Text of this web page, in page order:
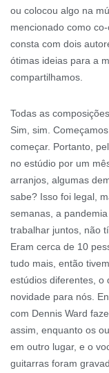
ou colocou algo na
mencionado como
consta com dois
ótimas ideias para a
compartilhamos.
Todas as
Sim, sim.
começar. Portanto,
no estúdio por um
arranjos, algumas
sabe? Isso foi legal,
semanas, a
trabalhar juntos, não
Eram cerca de 10
tudo mais, então
estúdios diferentes, o
novidade para nós.
com Dennis Ward
assim, enquanto os
em outro lugar, e o
guitarras foram